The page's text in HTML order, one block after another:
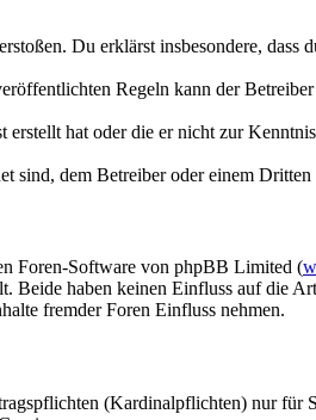
Du erklärst insbesondere, dass
Regeln kann der
hat oder die er nicht zur
sind, dem Betreiber oder einem
Foren-Software von phpBB Limited (
Beide haben keinen Einfluss auf die
fremder Foren Einfluss nehmen.
(Kardinalpflichten) nur für